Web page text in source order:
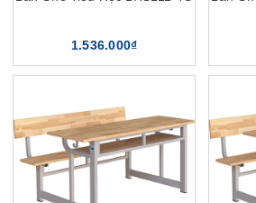
1.536.000₫